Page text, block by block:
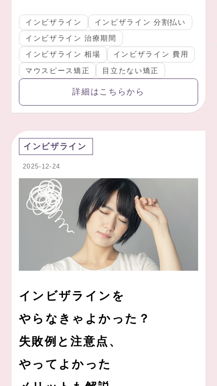
インビザライン
インビザライン 分割払い
インビザライン 治療期間
インビザライン 相場
インビザライン 費用
マウスピース矯正
目立たない矯正
詳細はこちらから
インビザライン
2025-12-24
インビザラインを
やらなきゃよかった？
失敗例と注意点、
やってよかった